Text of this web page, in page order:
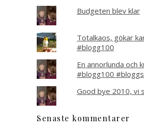
Budgeten blev klar
Totalkaos, gökar
#blogg100
En annorlunda och
#blogg100
Good bye 2010, vi
Senaste kommentarer